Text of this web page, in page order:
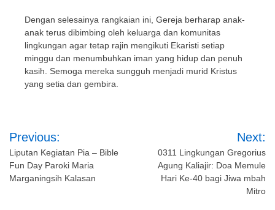
Dengan selesainya rangkaian ini, Gereja berharap anak-
anak terus dibimbing oleh keluarga dan komunitas
lingkungan agar tetap rajin mengikuti Ekaristi setiap
minggu dan menumbuhkan iman yang hidup dan penuh
kasih. Semoga mereka sungguh menjadi murid Kristus
yang setia dan gembira.
Post
navigation
Previous:
Liputan Kegiatan Pia – Bible
Fun Day Paroki Maria
Marganingsih Kalasan
Next:
0311 Lingkungan Gregorius
Agung Kaliajir: Doa Memule
Hari Ke-40 bagi Jiwa mbah
Mitro